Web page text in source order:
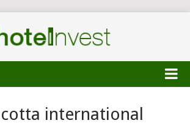
cotta international